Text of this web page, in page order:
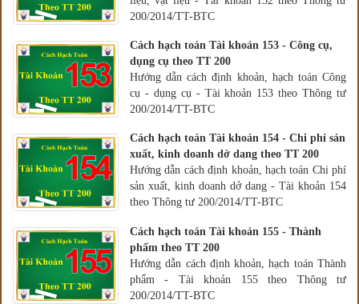
200/2014/TT-BTC
Cách hạch toán Tài khoản 153 - Công cụ,
dụng cụ theo TT 200
Hướng dẫn cách định khoản, hạch toán Công
cụ - dụng cụ - Tài khoản 153 theo Thông tư
200/2014/TT-BTC
Cách hạch toán Tài khoản 154 - Chi phí sản
xuất, kinh doanh dở dang theo TT 200
Hướng dẫn cách định khoản, hạch toán Chi phí
sản xuất, kinh doanh dở dang - Tài khoản 154
theo Thông tư 200/2014/TT-BTC
Cách hạch toán Tài khoản 155 - Thành
phẩm theo TT 200
Hướng dẫn cách định khoản, hạch toán Thành
phẩm - Tài khoản 155 theo Thông tư
200/2014/TT-BTC